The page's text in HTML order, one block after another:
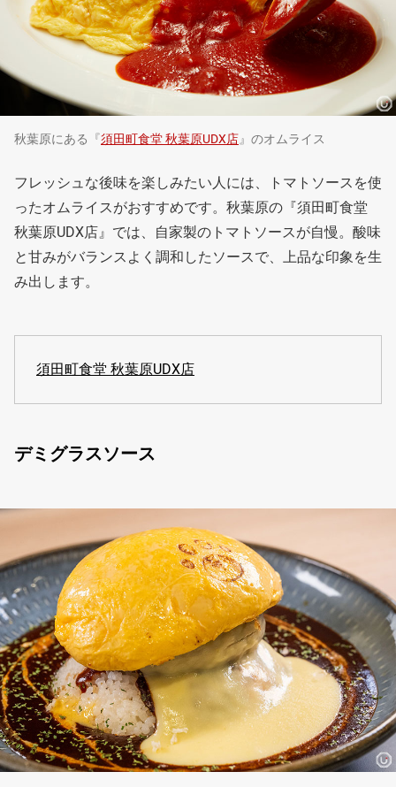
秋葉原にある『須田町食堂 秋葉原UDX店 』のオムライス
フレッシュな後味を楽しみたい人には、トマトソースを使
ったオムライスがおすすめです。秋葉原の『須田町食堂
秋葉原UDX店』では、自家製のトマトソースが自慢。酸味
と甘みがバランスよく調和したソースで、上品な印象を生
み出します。
須田町食堂 秋葉原UDX店
デミグラスソース